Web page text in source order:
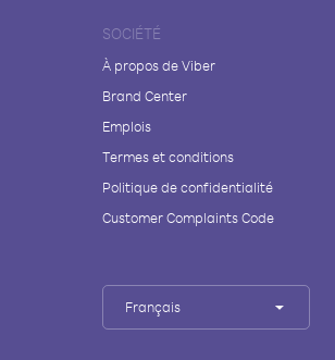
SOCIÉTÉ
À propos de Viber
Brand Center
Emplois
Termes et conditions
Politique de confidentialité
Customer Complaints Code
Français